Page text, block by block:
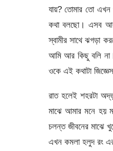
যায়? তোমার তো এখন
কথা বলছো। এসব আর
স্বামীর সাথে ঝগড়া
আমি আর কিছু বলি না।
ওকে এই কথাটা
রাত হলেই শহরটা
মাঝে আমার মনে হয়
চলন্ত জীবনের মাঝে
এখন কমলা হলুদ রং